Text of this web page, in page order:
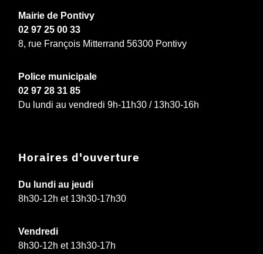
Mairie de Pontivy
02 97 25 00 33
8, rue François Mitterrand 56300 Pontivy
Police municipale
02 97 28 31 85
Du lundi au vendredi 9h-11h30 / 13h30-16h
Horaires d'ouverture
Du lundi au jeudi
8h30-12h et 13h30-17h30
Vendredi
8h30-12h et 13h30-17h